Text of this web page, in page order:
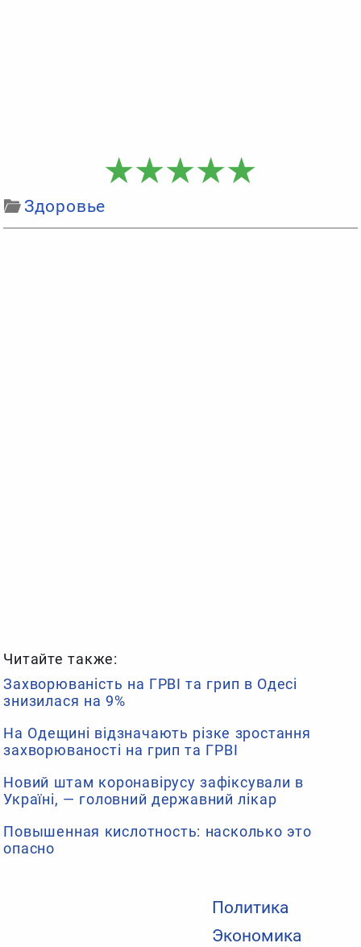
Политика
Экономика
Здоровье
Читайте также:
Захворюваність на ГРВІ та грип в Одесі
знизилася на 9%
На Одещині відзначають різке зростання
захворюваності на грип та ГРВІ
Новий штам коронавірусу зафіксували в
Україні, — головний державний лікар
Повышенная кислотность: насколько это
опасно